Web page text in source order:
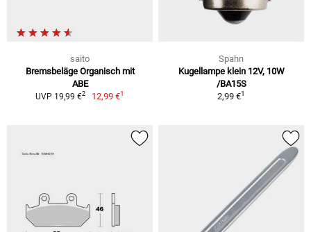
saito
Bremsbeläge Organisch mit
ABE
UVP 19,99 €2 12,99 €1
Spahn
Kugellampe klein 12V, 10W
/BA15S
2,99 €1